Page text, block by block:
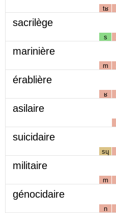
tʁ
sacrilège
s
marinière
m
érablière
ʁ
asilaire
suicidaire
sɥ
militaire
m
génocidaire
n